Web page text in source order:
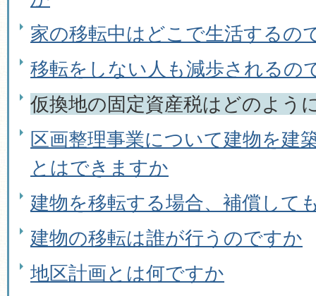
家の移転中はどこで生活するの
移転をしない人も減歩されるの
仮換地の固定資産税はどのよう
区画整理事業について建物を建
とはできますか
建物を移転する場合、補償して
建物の移転は誰が行うのですか
地区計画とは何ですか